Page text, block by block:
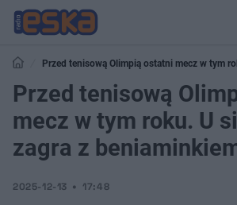
Przed tenisową Olimpią ostatni mecz w tym
beniaminkiem
Przed tenisową
mecz w tym roku. U
zagra z
2025-12-13 17:48